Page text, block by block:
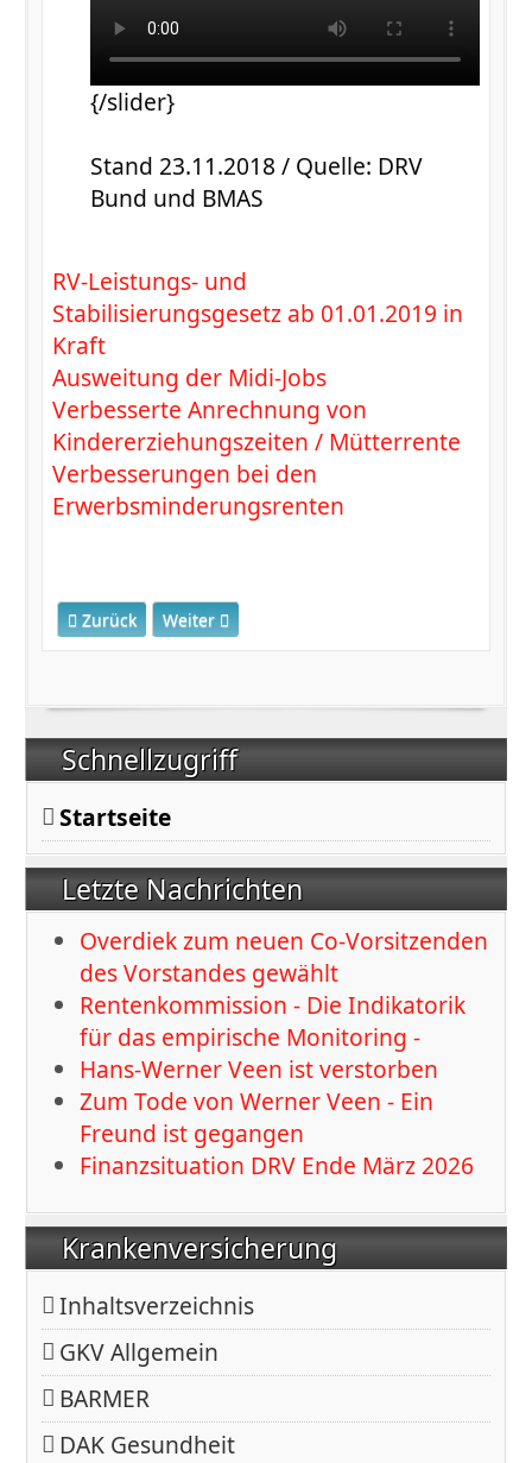
Schnellzugriff
Startseite
Letzte Nachrichten
Overdiek zum neuen Co-Vorsitzenden
des Vorstandes gewählt
Rentenkommission - Die Indikatorik
für das empirische Monitoring -
Hans-Werner Veen ist verstorben
Zum Tode von Werner Veen - Ein
Freund ist gegangen
Finanzsituation DRV Ende März 2026
Krankenversicherung
Inhaltsverzeichnis
GKV Allgemein
BARMER
DAK Gesundheit
{/slider}
Stand 23.11.2018 / Quelle: DRV
Bund und BMAS
RV-Leistungs- und
Stabilisierungsgesetz ab 01.01.2019 in
Kraft
Ausweitung der Midi-Jobs
Verbesserte Anrechnung von
Kindererziehungszeiten / Mütterrente
Verbesserungen bei den
Erwerbsminderungsrenten
Vorheriger Beitrag: Ausweitung der Midi-Jobs
Zurück Nächster Beitrag: Verbesserte Anrechnung
Weiter